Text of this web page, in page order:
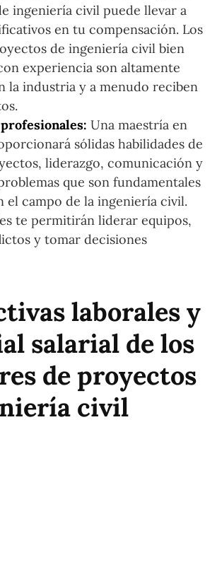
ingeniería civil puede llevar a
en tu compensación. Los
de ingeniería civil bien
experiencia son altamente
la industria y a menudo reciben
Una maestría en
sólidas habilidades de
liderazgo, comunicación y
que son fundamentales
el campo de la ingeniería civil.
te permitirán liderar equipos,
y tomar decisiones
laborales y
salarial de los
de proyectos
civil